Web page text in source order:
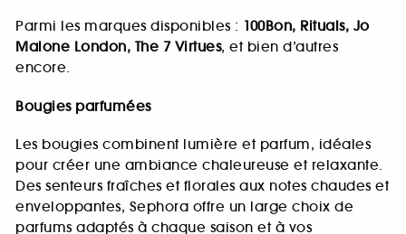
Parmi les marques disponibles : 100Bon, Rituals, Jo
Malone London, The 7 Virtues, et bien d’autres
encore.
Bougies parfumées
Les bougies combinent lumière et parfum, idéales
pour créer une ambiance chaleureuse et relaxante.
Des senteurs fraîches et florales aux notes chaudes et
enveloppantes, Sephora offre un large choix de
parfums adaptés à chaque saison et à vos